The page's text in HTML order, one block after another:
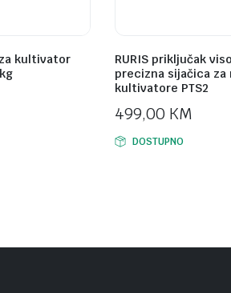
kultivator
RURIS priključak
precizna sijačica za
kultivatore PTS2
499,00 KM
DOSTUPNO